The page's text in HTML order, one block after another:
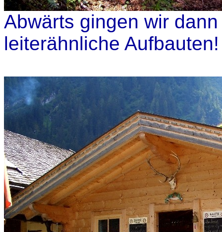
Abwärts gingen wir
leiterähnliche Aufbauten!